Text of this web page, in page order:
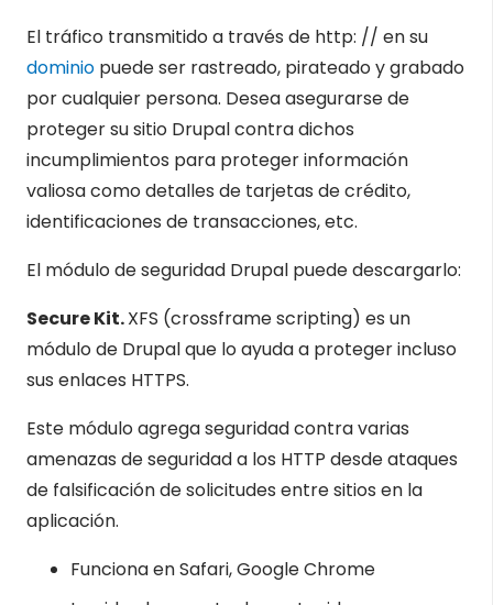
El tráfico transmitido a través de http: // en su
dominio puede ser rastreado, pirateado y grabado
por cualquier persona. Desea asegurarse de
proteger su sitio Drupal contra dichos
incumplimientos para proteger información
valiosa como detalles de tarjetas de crédito,
identificaciones de transacciones, etc.
El módulo de seguridad Drupal puede descargarlo:
Secure Kit.XFS (crossframe scripting) es un
módulo de Drupal que lo ayuda a proteger incluso
sus enlaces HTTPS.
Este módulo agrega seguridad contra varias
amenazas de seguridad a los HTTP desde ataques
de falsificación de solicitudes entre sitios en la
aplicación.
Funciona en Safari, Google Chrome